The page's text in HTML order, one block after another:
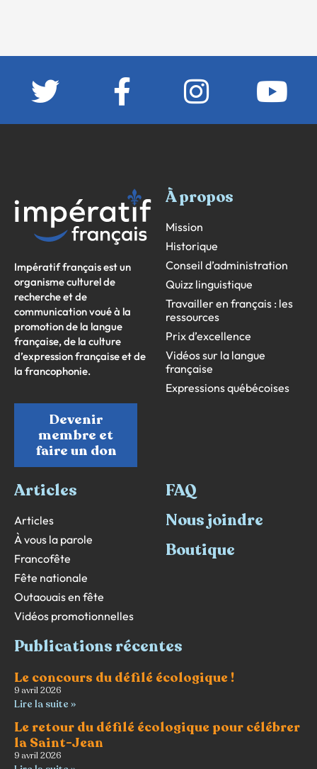
Impératif français est un
organisme culturel de
recherche et de
communication voué à la
promotion de la langue
française, de la culture
d’expression française et de
la francophonie.
Devenir
membre et
faire un don
À propos
Mission
Historique
Conseil d’administration
Quizz linguistique
Travailler en français : les
ressources
Prix d’excellence
Vidéos sur la langue
française
Expressions québécoises
Articles
Articles
À vous la parole
Francofête
Fête nationale
Outaouais en fête
Vidéos promotionnelles
FAQ
Nous joindre
Boutique
Publications récentes
Le concours du défilé écologique !
9 avril 2026
Lire la suite »
Le retour du défilé écologique pour célébrer
la Saint-Jean
9 avril 2026